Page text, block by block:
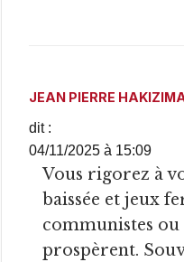
JEAN PIERRE
dit :
04/11/2025 à 15:09
Vous rigorez à vos risques et peril. Le Burundi marche tête
baissée et jeux
communistes ou
prospèrent.